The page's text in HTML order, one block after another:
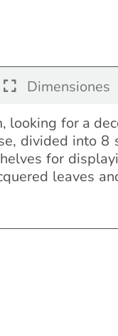
Dimensiones
looking for a
divided into 8
for
leaves